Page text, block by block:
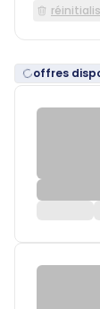
offres